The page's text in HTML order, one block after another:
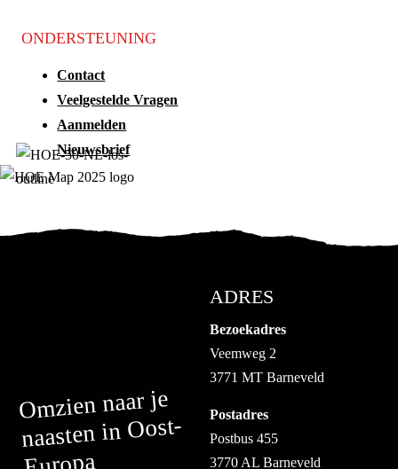
ONDERSTEUNING
Contact
Veelgestelde Vragen
Aanmelden
Nieuwsbrief
Omzien naar je
naasten in Oost-
ADRES
Bezoekadres
Veemweg 2
3771 MT Barneveld
Postadres
Postbus 455
3770 AL Barneveld